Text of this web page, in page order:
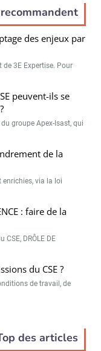
des enjeux par
3E Expertise. Pour
peuvent-ils se
groupe Apex-Isast, qui
de la
enrichies, via la loi
: faire de la
DRÔLE DE
du CSE ?
de travail, de
des articles